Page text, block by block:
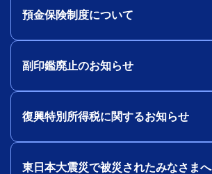
預金保険制度について
副印鑑廃止のお知らせ
復興特別所得税に関するお知らせ
東日本大震災で被災されたみなさまへ